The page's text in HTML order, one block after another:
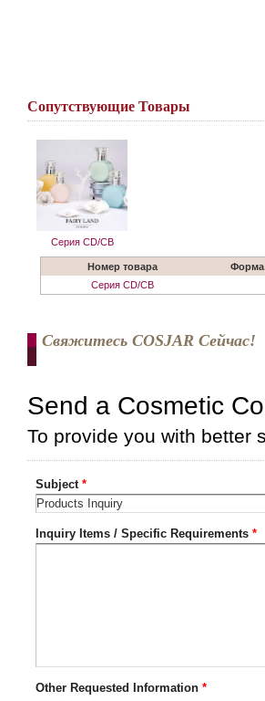
Сопутствующие Товары
Серия CD/CB
Номер товара Форма
Серия CD/CB
Свяжитесь COSJAR Сейчас!